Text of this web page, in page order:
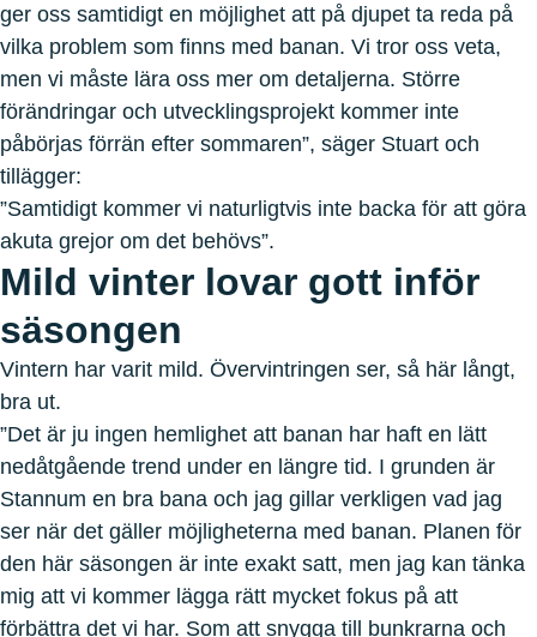
ger oss samtidigt en möjlighet att på djupet ta reda på
vilka problem som finns med banan. Vi tror oss veta,
men vi måste lära oss mer om detaljerna. Större
förändringar och utvecklingsprojekt kommer inte
påbörjas förrän efter sommaren”, säger Stuart och
tillägger:
”Samtidigt kommer vi naturligtvis inte backa för att göra
akuta grejor om det behövs”.
Mild vinter lovar gott inför
säsongen
Vintern har varit mild. Övervintringen ser, så här långt,
bra ut.
”Det är ju ingen hemlighet att banan har haft en lätt
nedåtgående trend under en längre tid. I grunden är
Stannum en bra bana och jag gillar verkligen vad jag
ser när det gäller möjligheterna med banan. Planen för
den här säsongen är inte exakt satt, men jag kan tänka
mig att vi kommer lägga rätt mycket fokus på att
förbättra det vi har. Som att snygga till bunkrarna och